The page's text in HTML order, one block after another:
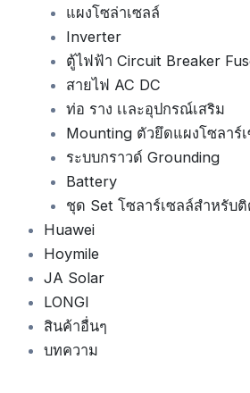
แผงโซล่าเซลล์
Inverter
ตู้ไฟฟ้า Circuit Breaker
สายไฟ AC DC
ท่อ ราง เเละอุปกรณ์เสริม
Mounting ตัวยึดแผงโซลาร์
ระบบกราวด์ Grounding
Battery
ชุด Set โซลาร์เซลล์สำหรับ
Huawei
Hoymile
JA Solar
LONGI
สินค้าอื่นๆ
บทความ